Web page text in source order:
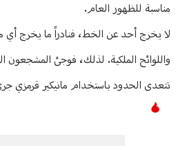
مناسبة للظهور العام.
لا يخرج أحد عن الخط، فنادراً ما يخرج أي
واللوائح الملكية. لذلك، فوجئ المشجعون
تتعدى الحدود باستخدام مانيكير قرمزي